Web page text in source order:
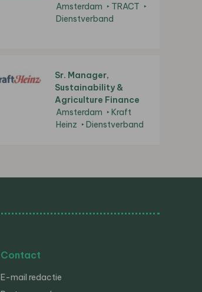
Amsterdam
TRACT
Dienstverband
Sr. Manager,
Sustainability &
Agriculture Finance
Amsterdam
Kraft
Heinz
Dienstverband
Contact
E-mail redactie